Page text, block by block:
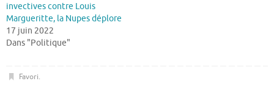
invectives contre Louis
Margueritte, la Nupes déplore
17 juin 2022
Dans "Politique"
Favori.